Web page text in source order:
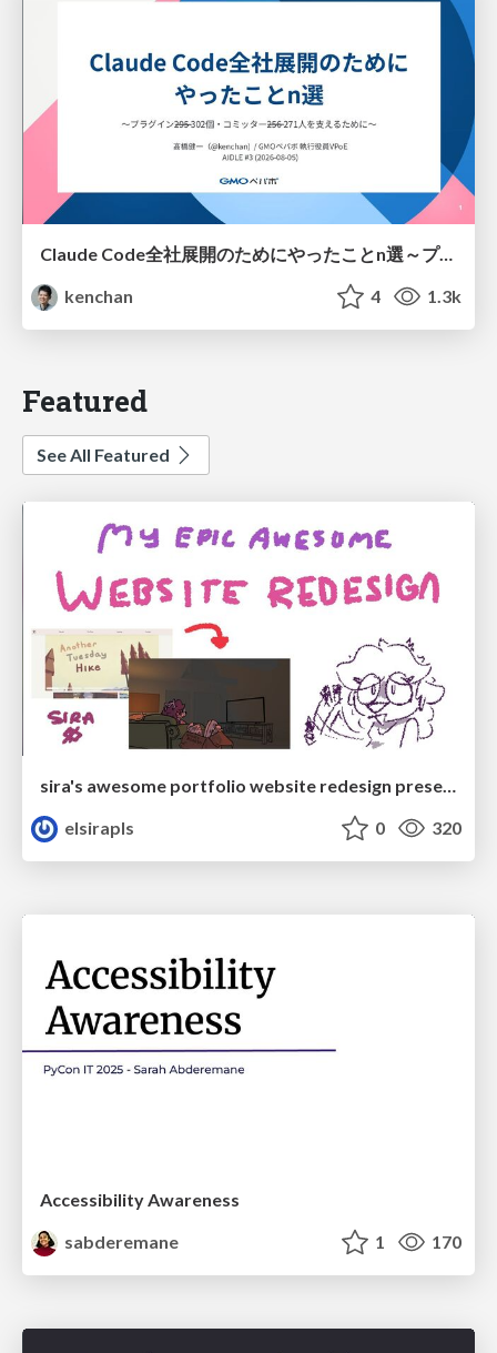
Claude Code全社展開のためにやったことn選～プラグイン302個・コミッター271人を支えるために～
kenchan
4 1.3k
Featured
See All Featured
sira's awesome portfolio website redesign presentation
elsirapls
0 320
Accessibility Awareness
sabderemane
1 170